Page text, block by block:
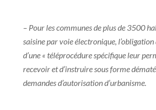
– Pour les communes de plus de 3500
saisine par voie électronique, l’obligation
d’une « téléprocédure spécifique leur
recevoir et d’instruire sous forme
demandes d’autorisation d’urbanisme.